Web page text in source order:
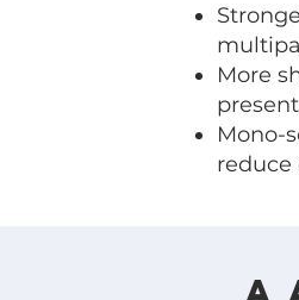
More
Mono-
reduce